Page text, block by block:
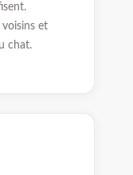
voisins et
chat.